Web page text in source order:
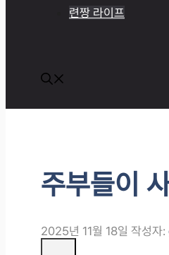
련짱 라이프
주부들이
2025년 11월 18일 작성자: